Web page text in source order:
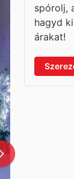
spórolj,
hagyd
árakat!